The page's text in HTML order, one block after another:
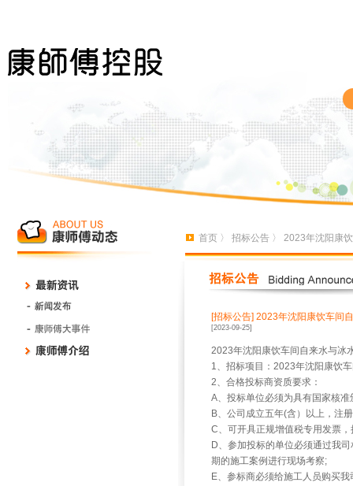
首页 〉 招标公告 〉 2023年沈阳康
[招标公告] 2023年沈阳康饮车间
[2023-09-25]
2023年沈阳康饮车间自来水与冰
1、招标项目：2023年沈阳康饮
2、合格投标商资质要求：
A、投标单位必须为具有国家核
B、公司成立五年(含）以上，注
C、可开具正规增值税专用发票
D、参加投标的单位必须通过我
期的施工案例进行现场考察;
E、参标商必须给施工人员购买